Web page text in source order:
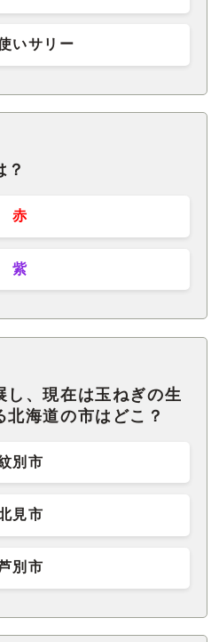
いサリー
？
赤
紫
し、現在は玉ねぎの生
海道の市はどこ？
別市
見市
別市